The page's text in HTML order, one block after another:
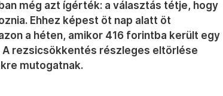
még azt ígérték: a választás tétje, hogy
Ehhez képest öt nap alatt öt
a héten, amikor 416 forintba került egy
rezsicsökkentés részleges eltörlése
mutogatnak.